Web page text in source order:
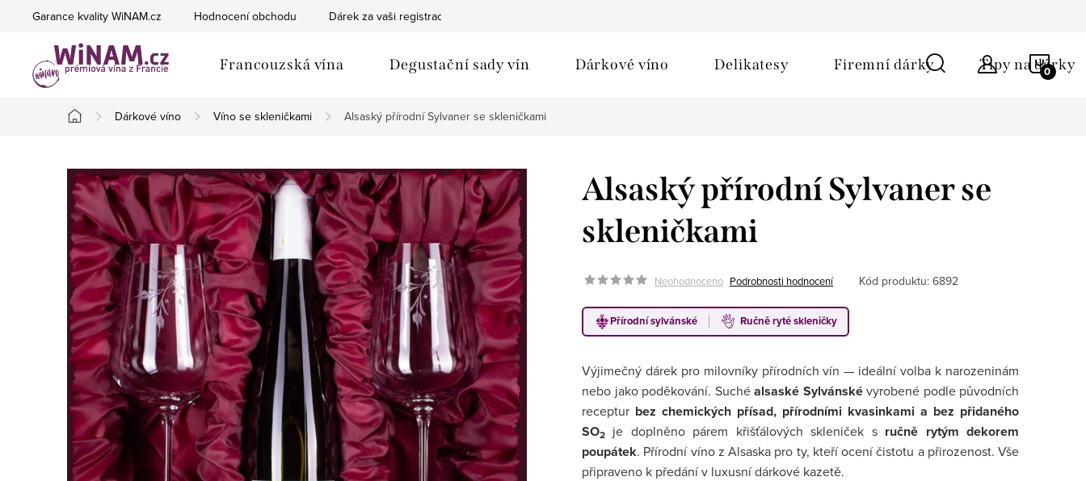
Garance kvality WiNAM.cz Hodnocení obchodu Dárek za vaši registraci
Francouzská vína Degustační sady vín Dárkové víno Delikatesy Firemní dárky Tipy na dárky
Domů
Dárkové víno Víno se skleničkami Alsaský přírodní Sylvaner se skleničkami
Alsaský přírodní Sylvaner se
skleničkami
Neohodnoceno Podrobnosti hodnocení Kód produktu: 6892
Přírodní sylvánské Ručně ryté skleničky
Výjimečný dárek pro milovníky přírodních vín — ideální volba k narozeninám
nebo jako poděkování. Suchéalsaské Sylvánskévyrobené podle původních
receptur bez chemických přísad, přírodními kvasinkami a bez přidaného
SO2 je doplněno párem křišťálových skleniček s ručně rytým dekorem
poupátek. Přírodní víno z Alsaska pro ty, kteří ocení čistotu a přirozenost. Vše
připraveno k předání v luxusní dárkové kazetě.